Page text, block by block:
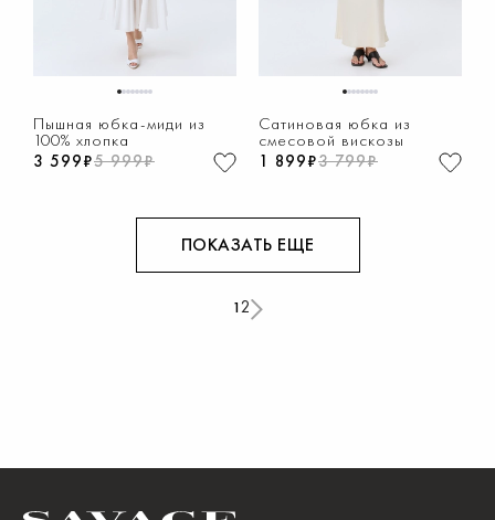
12345678
Пышная юбка-миди из
100% хлопка
3 599₽5 999₽
12345678
Сатиновая юбка из
смесовой вискозы
1 899₽3 799₽
ПОКАЗАТЬ ЕЩЕ
12